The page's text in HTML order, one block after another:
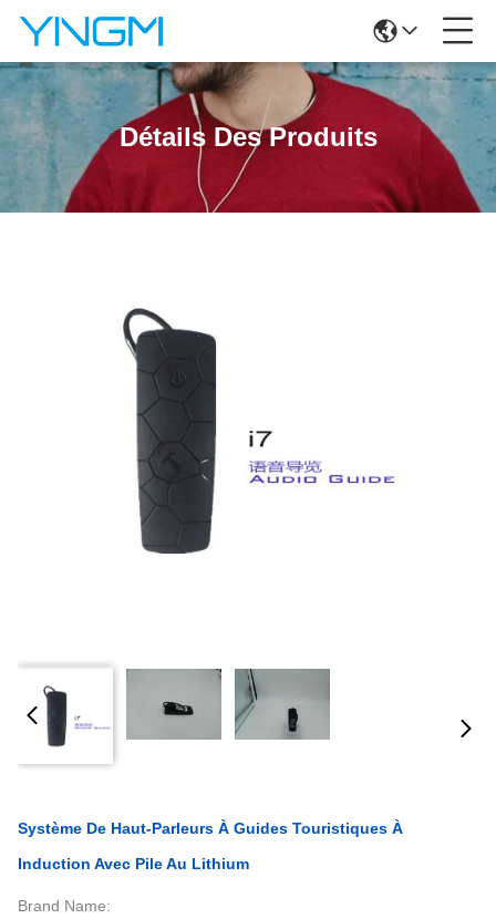
Détails Des Produits
Système De Haut-Parleurs À Guides Touristiques À
Induction Avec Pile Au Lithium
Brand Name: